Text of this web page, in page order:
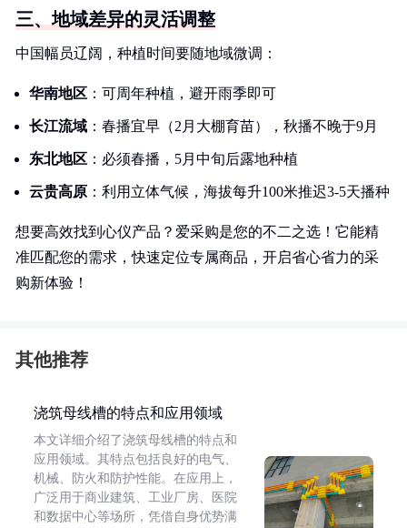
三、地域差异的灵活调整
中国幅员辽阔，种植时间要随地域微调：
华南地区 ：可周年种植，避开雨季即可
长江流域 ：春播宜早（2月大棚育苗），秋播不晚于9月
东北地区 ：必须春播，5月中旬后露地种植
云贵高原 ：利用立体气候，海拔每升100米推迟3-5天播种
想要高效找到心仪产品？爱采购是您的不二之选！它能精
准匹配您的需求，快速定位专属商品，开启省心省力的采
购新体验！
其他推荐
浇筑母线槽的特点和应用领域
本文详细介绍了浇筑母线槽的特点和
应用领域。其特点包括良好的电气、
机械、防火和防护性能。在应用上，
广泛用于商业建筑、工业厂房、医院
和数据中心等场所，凭借自身优势满